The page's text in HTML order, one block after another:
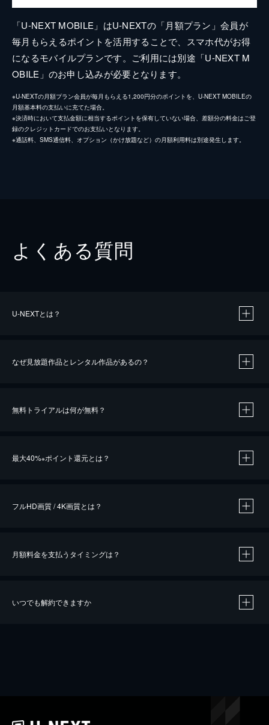
「U-NEXT MOBILE」はU-NEXTの「月額プラン」会員が
毎月もらえるポイントを活用することで、スマホ代がお得
になるモバイルプランです。ご利用には別途「U-NEXT M
OBILE」のお申し込みが必要となります。
※U-NEXTの月額プラン会員が毎月もらえる1,200円分のポイントを、U-NEXT MOBILEの
月額基本料の支払いに充てた場合。
※決済時において支払金額に相当するポイントを保有していない場合、差額分の料金はご登
録のクレジットカードでのお支払いとなります。
※通話料、SMS通信料、オプション（かけ放題など）の月額利用料は別途発生します。
よくある質問
U-NEXTとは？
なぜ見放題作品とレンタル作品があるの？
無料トライアルは何が無料？
最大40%※ポイント還元とは？
※40％ポイント還元の対象は、クレジットカード決済による作品の購入 / レンタルです。
iOSアプリのUコイン決済による作品の購入 / レンタルは、20％のポイント還元です。
フルHD画質 / 4K画質とは？
月額料金を支払うタイミングは？
いつでも解約できますか